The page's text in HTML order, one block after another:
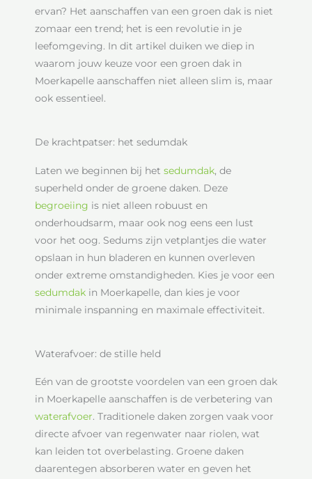
ervan? Het aanschaffen van een groen dak is niet
zomaar een trend; het is een revolutie in je
leefomgeving. In dit artikel duiken we diep in
waarom jouw keuze voor een groen dak in
Moerkapelle aanschaffen niet alleen slim is, maar
ook essentieel.
De krachtpatser: het sedumdak
Laten we beginnen bij het sedumdak, de
superheld onder de groene daken. Deze
begroeiing is niet alleen robuust en
onderhoudsarm, maar ook nog eens een lust
voor het oog. Sedums zijn vetplantjes die water
opslaan in hun bladeren en kunnen overleven
onder extreme omstandigheden. Kies je voor een
sedumdak in Moerkapelle, dan kies je voor
minimale inspanning en maximale effectiviteit.
Waterafvoer: de stille held
Eén van de grootste voordelen van een groen dak
in Moerkapelle aanschaffen is de verbetering van
waterafvoer. Traditionele daken zorgen vaak voor
directe afvoer van regenwater naar riolen, wat
kan leiden tot overbelasting. Groene daken
daarentegen absorberen water en geven het